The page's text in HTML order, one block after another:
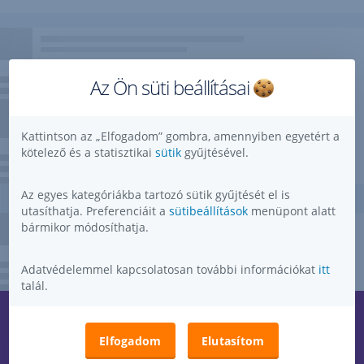
Kérdése, ötlete, kérése, észrevétele van?
Megnyitás
Az Ön süti beállításai
Kattintson az „Elfogadom” gombra, amennyiben egyetért a
kötelező és a statisztikai sütik gyűjtésével.
Az egyes kategóriákba tartozó sütik gyűjtését el is
utasíthatja. Preferenciáit a sütibeállítások menüpont alatt
bármikor módosíthatja.
Adatvédelemmel kapcsolatosan további információkat itt
talál.
Elfogadom Elutasítom